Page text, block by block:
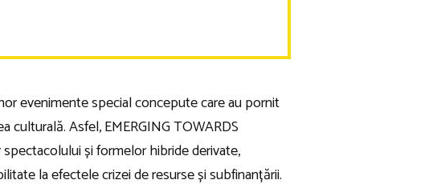
evenimente special concepute care au pornit
culturală. Asfel, EMERGING TOWARDS
și formelor hibride derivate,
la efectele crizei de resurse și subfinanțării.